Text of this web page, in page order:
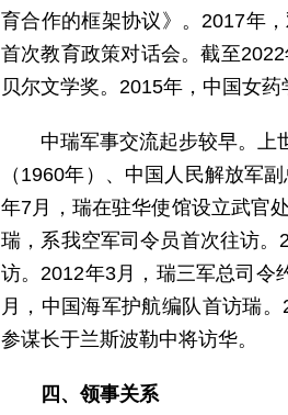
育合作的框架协议》。2017年
首次教育政策对话会。截至
贝尔文学奖。2015年，中国女
中瑞军事交流起步较早。上
（1960年）、中国人民解放军
年7月，瑞在驻华使馆设立武官
瑞，系我空军司令员首次往访
访。2012年3月，瑞三军总司令
月，中国海军护航编队首访瑞
参谋长于兰斯波勒中将访华。
四、领事关系